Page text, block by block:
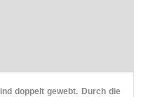
doppelt gewebt. Durch die